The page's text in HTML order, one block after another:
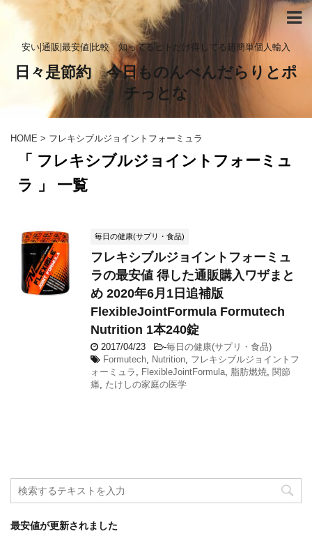
安い|通販|最安値|比較 知ってるヒトだけ得してる超簡単個人輸入
日々是節約 今日ものんべんだらりとポ
チっとな
HOME > フレキシブルジョイントフォーミュラ
「 フレキシブルジョイントフォーミュ
ラ 」 一覧
毎日の健康(サプリ・食品)
フレキシブルジョイントフォーミュ
ラの最安値 得した通販購入ワザまと
め 2020年6月1日追補版
FlexibleJointFormula Formutech
Nutrition 1本240錠
2017/04/23 -毎日の健康(サプリ・食品)
Formutech, Nutrition, フレキシブルジョイントフ
ォーミュラ , FlexibleJointFormula, 脂肪燃焼, 関節
痛, たけしの家庭の医学
最安値が更新されました